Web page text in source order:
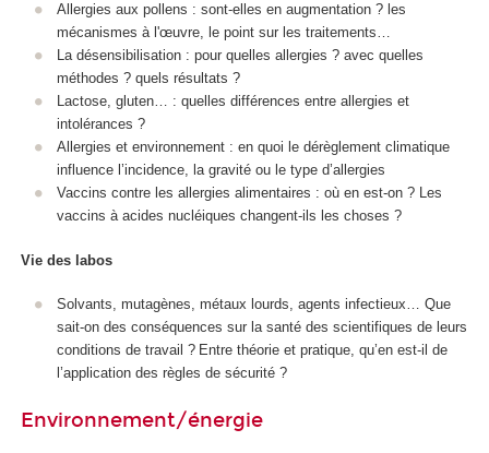
Allergies aux pollens : sont-elles en augmentation ? les
mécanismes à l'œuvre, le point sur les traitements…
La désensibilisation : pour quelles allergies ? avec quelles
méthodes ? quels résultats ?
Lactose, gluten… : quelles différences entre allergies et
intolérances ?
Allergies et environnement : en quoi le dérèglement climatique
influence l’incidence, la gravité ou le type d’allergies
Vaccins contre les allergies alimentaires : où en est-on ? Les
vaccins à acides nucléiques changent-ils les choses ?
Vie des labos
Solvants, mutagènes, métaux lourds, agents infectieux… Que
sait-on des conséquences sur la santé des scientifiques de leurs
conditions de travail ? Entre théorie et pratique, qu’en est-il de
l’application des règles de sécurité ?
Environnement/énergie